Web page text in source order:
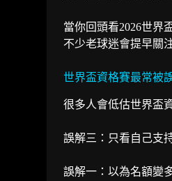
當你回頭看2026世界
不少老球迷會提早關
世界盃資格賽最常被
很多人會低估世界盃
誤解三：只看自己支
誤解一：以為名額變